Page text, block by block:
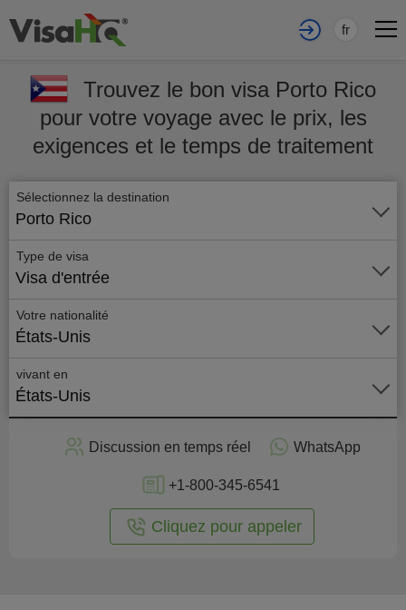
fr
Trouvez le bon visa Porto Rico
pour votre voyage avec le prix, les
exigences et le temps de traitement
Sélectionnez la destination
Porto Rico
Type de visa
Visa d'entrée
Votre nationalité
États-Unis
vivant en
États-Unis
Discussion en temps réel WhatsApp
+1-800-345-6541
Cliquez pour appeler